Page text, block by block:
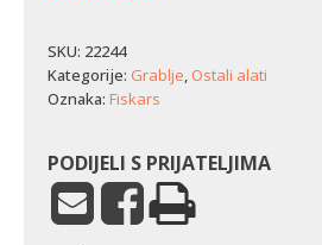
SKU: 22244
Kategorije: Grablje, Ostali alati
Oznaka: Fiskars
PODIJELI S PRIJATELJIMA